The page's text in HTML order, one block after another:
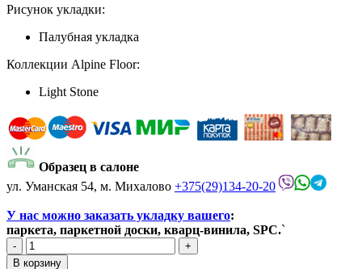
Рисунок укладки:
Палубная укладка
Коллекции Alpine Floor:
Light Stone
Образец в салоне
ул. Уманская 54, м. Михалово +375(29)134-20-20
У нас можно заказать укладку вашего:
паркета, паркетной доски, кварц-винила, SPC.`